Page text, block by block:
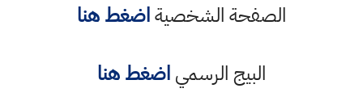
الصفحة الشخصيةاضغط هنا
البيج الرسمياضغط هنا